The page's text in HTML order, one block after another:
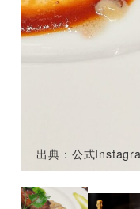
出典：公式